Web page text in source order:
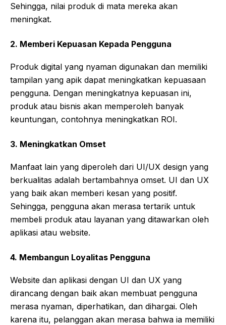
Sehingga, nilai produk di mata mereka akan
meningkat.
2. Memberi Kepuasan Kepada Pengguna
Produk digital yang nyaman digunakan dan memiliki
tampilan yang apik dapat meningkatkan kepuasaan
pengguna. Dengan meningkatnya kepuasan ini,
produk atau bisnis akan memperoleh banyak
keuntungan, contohnya meningkatkan ROI.
3. Meningkatkan Omset
Manfaat lain yang diperoleh dari UI/UX design yang
berkualitas adalah bertambahnya omset. UI dan UX
yang baik akan memberi kesan yang positif.
Sehingga, pengguna akan merasa tertarik untuk
membeli produk atau layanan yang ditawarkan oleh
aplikasi atau website.
4. Membangun Loyalitas Pengguna
Website dan aplikasi dengan UI dan UX yang
dirancang dengan baik akan membuat pengguna
merasa nyaman, diperhatikan, dan dihargai. Oleh
karena itu, pelanggan akan merasa bahwa ia memiliki